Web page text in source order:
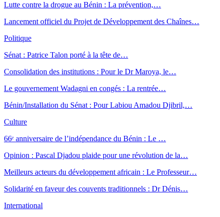
Lutte contre la drogue au Bénin : La prévention,…
Lancement officiel du Projet de Développement des Chaînes…
Politique
Sénat : Patrice Talon porté à la tête de…
Consolidation des institutions : Pour le Dr Maroya, le…
Le gouvernement Wadagni en congés : La rentrée…
Bénin/Installation du Sénat : Pour Labiou Amadou Djibril,…
Culture
66ᵉ anniversaire de l’indépendance du Bénin : Le …
Opinion : Pascal Djadou plaide pour une révolution de la…
Meilleurs acteurs du développement africain : Le Professeur…
Solidarité en faveur des couvents traditionnels : Dr Dénis…
International